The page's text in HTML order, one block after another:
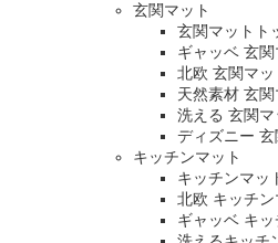
玄関マット
玄関マットト
ギャッベ 玄関
北欧 玄関マッ
天然素材 玄関
洗える 玄関マ
ディズニー 玄
キッチンマット
キッチンマッ
北欧 キッチン
ギャッベ キッ